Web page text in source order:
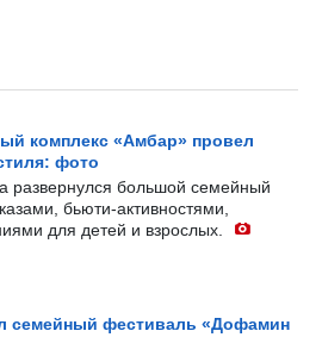
комплекс «Амбар» провел
фото
развернулся большой семейный
бьюти-активностями,
для детей и взрослых.
семейный фестиваль «Дофамин